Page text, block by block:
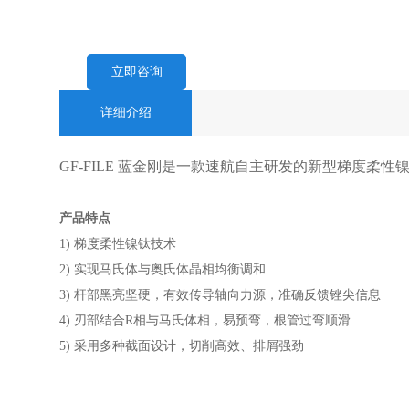
立即咨询
详细介绍
GF-FILE 蓝金刚是一款速航自主研发的新型梯度柔性
产品特点
1) 梯度柔性镍钛技术
2) 实现马氏体与奥氏体晶相均衡调和
3) 杆部黑亮坚硬，有效传导轴向力源，准确反馈锉尖信息
4) 刃部结合R相与马氏体相，易预弯，根管过弯顺滑
5) 采用多种截面设计，切削高效、排屑强劲